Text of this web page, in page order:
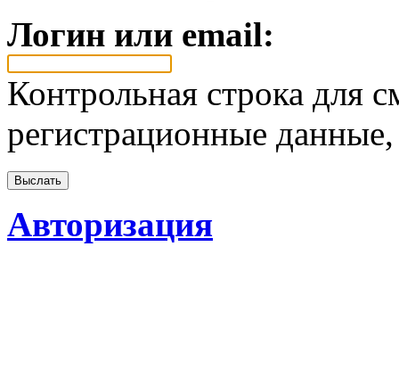
Логин или email:
Контрольная строка для
регистрационные
Авторизация